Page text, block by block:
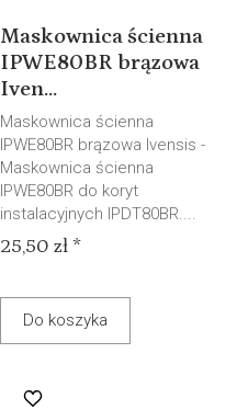
Maskownica ścienna
IPWE80BR brązowa
Iven...
Maskownica ścienna
IPWE80BR brązowa Ivensis -
Maskownica ścienna
IPWE80BR do koryt
instalacyjnych IPDT80BR....
25,50 zł *
Do koszyka